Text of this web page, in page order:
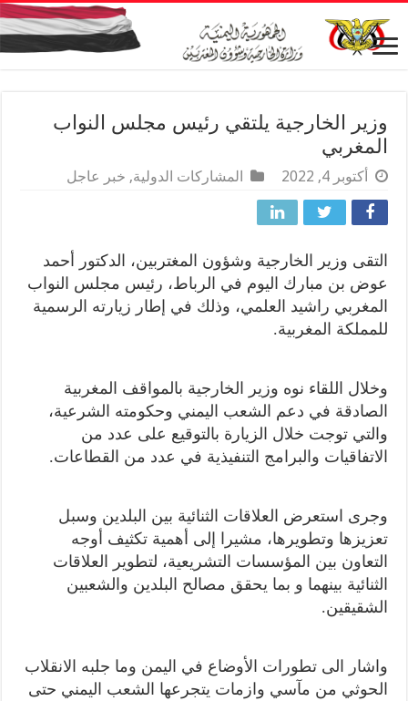
وزير الخارجية يلتقي رئيس مجلس النواب
المغربي
أكتوبر 4, 2022 المشاركات الدولية, خبر عاجل
التقى وزير الخارجية وشؤون المغتربين، الدكتور أحمد
عوض بن مبارك اليوم في الرباط، رئيس مجلس النواب
المغربي راشيد العلمي، وذلك في إطار زيارته الرسمية
للمملكة المغربية.
وخلال اللقاء نوه وزير الخارجية بالمواقف المغربية
الصادقة في دعم الشعب اليمني وحكومته الشرعية،
والتي توجت خلال الزيارة بالتوقيع على عدد من
الاتفاقيات والبرامج التنفيذية في عدد من القطاعات.
وجرى استعرض العلاقات الثنائية بين البلدين وسبل
تعزيزها وتطويرها، مشيرا إلى أهمية تكثيف أوجه
التعاون بين المؤسسات التشريعية، لتطوير العلاقات
الثنائية بينهما و بما يحقق مصالح البلدين والشعبين
الشقيقين.
واشار الى تطورات الأوضاع في اليمن وما جلبه الانقلاب
الحوثي من مآسي وازمات يتجرعها الشعب اليمني حتى